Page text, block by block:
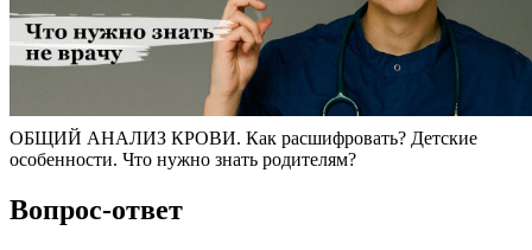
ОБЩИЙ АНАЛИЗ КРОВИ. Как расшифровать? Детские
особенности. Что нужно знать родителям?
Вопрос-ответ